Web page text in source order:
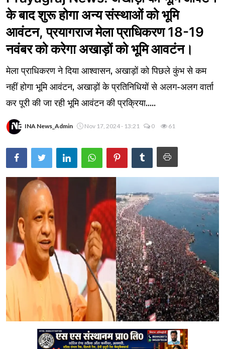
के बाद शुरू होगा अन्य संस्थाओं को भूमि
आवंटन, प्रयागराज मेला प्राधिकरण 18-19
नवंबर को करेगा अखाड़ों को भूमि आवटंन।
मेला प्राधिकरण ने दिया आश्वासन, अखाड़ों को पिछले कुंभ से कम
नहीं होगा भूमि आवंटन, अखाड़ों के प्रतिनिधियों से अलग-अलग वार्ता
कर पूरी की जा रही भूमि आवंटन की प्रक्रिया.....
INA News_Admin Nov 17, 2024 - 13:21 0 61